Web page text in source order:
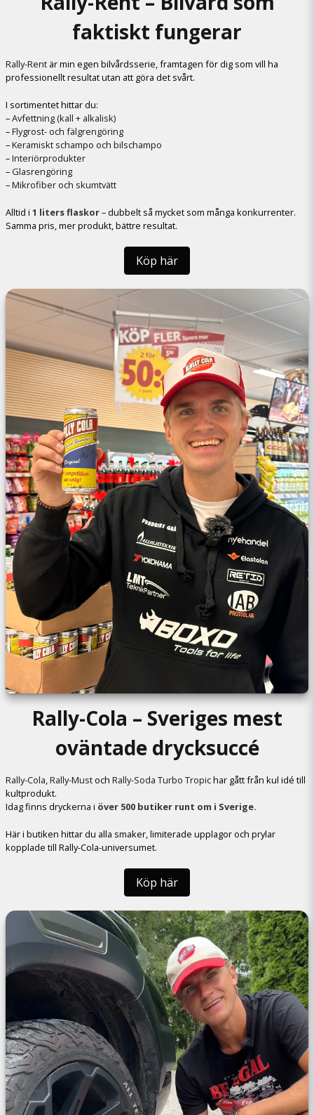
faktiskt fungerar
Rally-Rent är min egen bilvårdsserie, framtagen för dig som vill ha
professionellt resultat utan att göra det svårt.
I sortimentet hittar du:
–Avfettning (kall + alkalisk)
–Flygrost- och fälgrengöring
–Keramiskt schampo och bilschampo
–Interiörprodukter
– Glasrengöring
–Mikrofiber och skumtvätt
Alltid i 1 liters flaskor– dubbelt så mycket som många konkurrenter.
Samma pris, mer produkt, bättre resultat.
Köp här
Rally-Cola – Sveriges mest
oväntade drycksuccé
Rally-Cola,Rally-Must och Rally-Soda Turbo Tropichar gått från kul idé till
kultprodukt.
Idag finns dryckerna i över 500 butiker runt om i Sverige.
Här i butiken hittar du alla smaker, limiterade upplagor och prylar
kopplade till Rally-Cola-universumet.
Köp här